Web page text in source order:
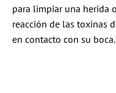
para limpiar una herida
reacción de las toxinas
en contacto con su boca.